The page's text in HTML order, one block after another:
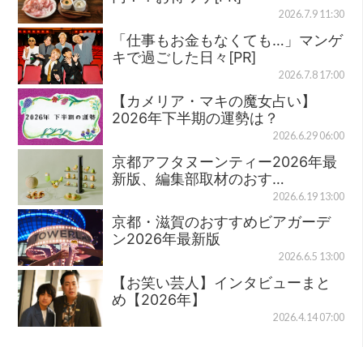
2026.7.9 11:30
「仕事もお金もなくても…」マンゲ
キで過ごした日々[PR]
2026.7.8 17:00
【カメリア・マキの魔女占い】
2026年下半期の運勢は？
2026.6.29 06:00
京都アフタヌーンティー2026年最
新版、編集部取材のおす…
2026.6.19 13:00
京都・滋賀のおすすめビアガーデ
ン2026年最新版
2026.6.5 13:00
【お笑い芸人】インタビューまと
め【2026年】
2026.4.14 07:00